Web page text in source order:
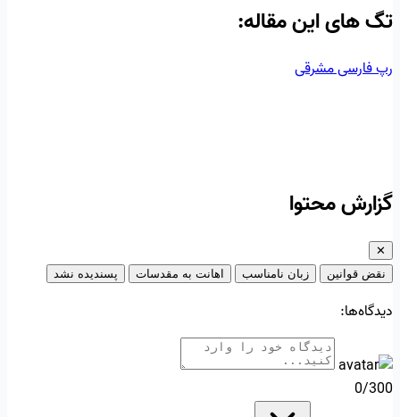
تگ‌ های این مقاله:
رپ فارسیمشرقی
گزارش محتوا
✕
نقض قوانین
زبان نامناسب اهانت به مقدسات پسندیده نشد
دیدگاه‌ها:
0/300